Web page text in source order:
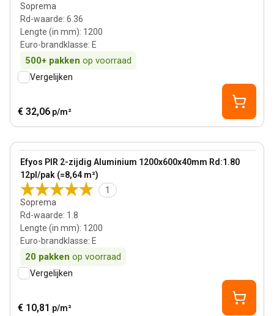
Soprema
Rd-waarde: 6.36
Lengte (in mm): 1200
Euro-brandklasse: E
500+ pakken op voorraad
Vergelijken
€ 32,06 p/m²
Efyos PIR 2-zijdig Aluminium 1200x600x40mm Rd:1.80
12pl/pak (=8,64 m²)
1
Soprema
Rd-waarde: 1.8
Lengte (in mm): 1200
Euro-brandklasse: E
20 pakken op voorraad
View product
Vergelijken
€ 10,81 p/m²